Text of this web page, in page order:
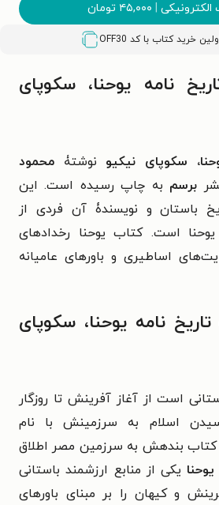
| ۴۵,۰۰۰ تومان
OFF30
نامه یوحنا، سکوپای
سکوپای نیکیو نوشتۀ محمود
برسم به چاپ رسیده است. این
باستان و نویسندۀ آن فردی از
است. کتاب یوحنا رخدادهای
اساطیری و باورهای عامیانه
نامه یوحنا، سکوپای
است از آغاز آفرینش تا روزگار
اسلام به سرزمینش با نام
بندهش به سرزمین مصر اطلاق
یکی از منابع ارزشمند باستانی
و کیهان را بر مبنای باورهای